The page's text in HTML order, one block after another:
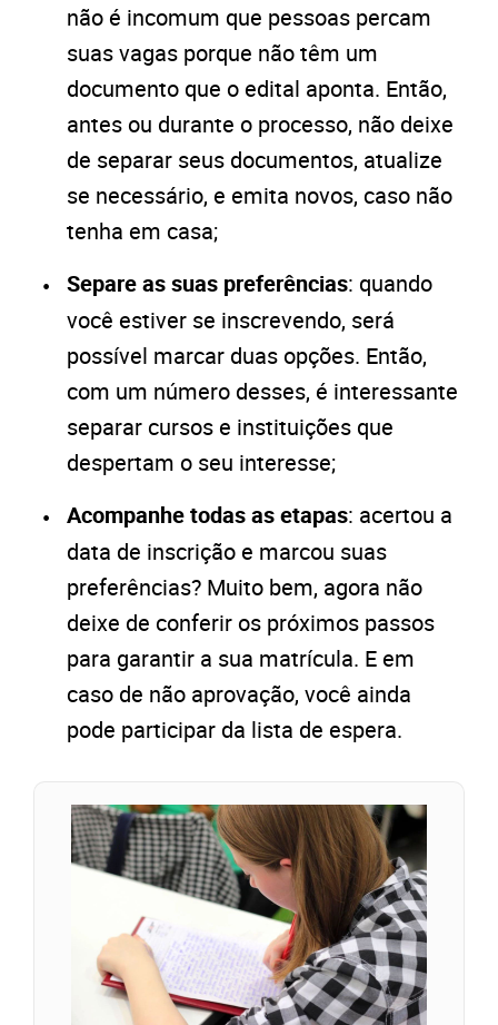
não é incomum que pessoas percam
suas vagas porque não têm um
documento que o edital aponta. Então,
antes ou durante o processo, não deixe
de separar seus documentos, atualize
se necessário, e emita novos, caso não
tenha em casa;
Separe as suas preferências: quando
você estiver se inscrevendo, será
possível marcar duas opções. Então,
com um número desses, é interessante
separar cursos e instituições que
despertam o seu interesse;
Acompanhe todas as etapas: acertou a
data de inscrição e marcou suas
preferências? Muito bem, agora não
deixe de conferir os próximos passos
para garantir a sua matrícula. E em
caso de não aprovação, você ainda
pode participar da lista de espera.